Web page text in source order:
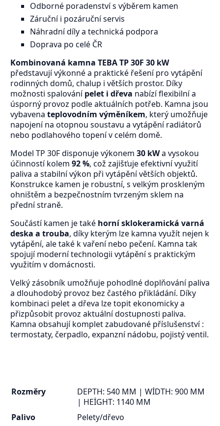
Odborné poradenství s výběrem kamen
Záruční i pozáruční servis
Náhradní díly a technická podpora
Doprava po celé ČR
Kombinovaná kamna TEBA TP 30F 30 kW
představují výkonné a praktické řešení pro vytápění
rodinných domů, chalup i větších prostor. Díky
možnosti spalovánípelet i dřeva nabízí flexibilní a
úsporný provoz podle aktuálních potřeb. Kamna jsou
vybavena teplovodním výměníkem, který umožňuje
napojení na otopnou soustavu a vytápění radiátorů
nebo podlahového topení v celém domě.
Model TP 30F disponuje výkonem 30 kWa vysokou
účinností kolem 92 %, což zajišťuje efektivní využití
paliva a stabilní výkon při vytápění větších objektů.
Konstrukce kamen je robustní, s velkým proskleným
ohništěm a bezpečnostním tvrzeným sklem na
přední straně.
Součástí kamen je také horní sklokeramická varná
deska a trouba, díky kterým lze kamna využít nejen k
vytápění, ale také k vaření nebo pečení. Kamna tak
spojují moderní technologii vytápění s praktickým
využitím v domácnosti.
Velký zásobník umožňuje pohodlné doplňování paliva
a dlouhodobý provoz bez častého přikládání. Díky
kombinaci pelet a dřeva lze topit ekonomicky a
přizpůsobit provoz aktuální dostupnosti paliva.
Kamna obsahují komplet zabudované příslušenství :
termostaty, čerpadlo, expanzní nádobu, pojistý ventil.
Rozměry
DEPTH: 540 MM | WİDTH: 900 MM
| HEİGHT: 1140 MM
Palivo
Pelety/dřevo